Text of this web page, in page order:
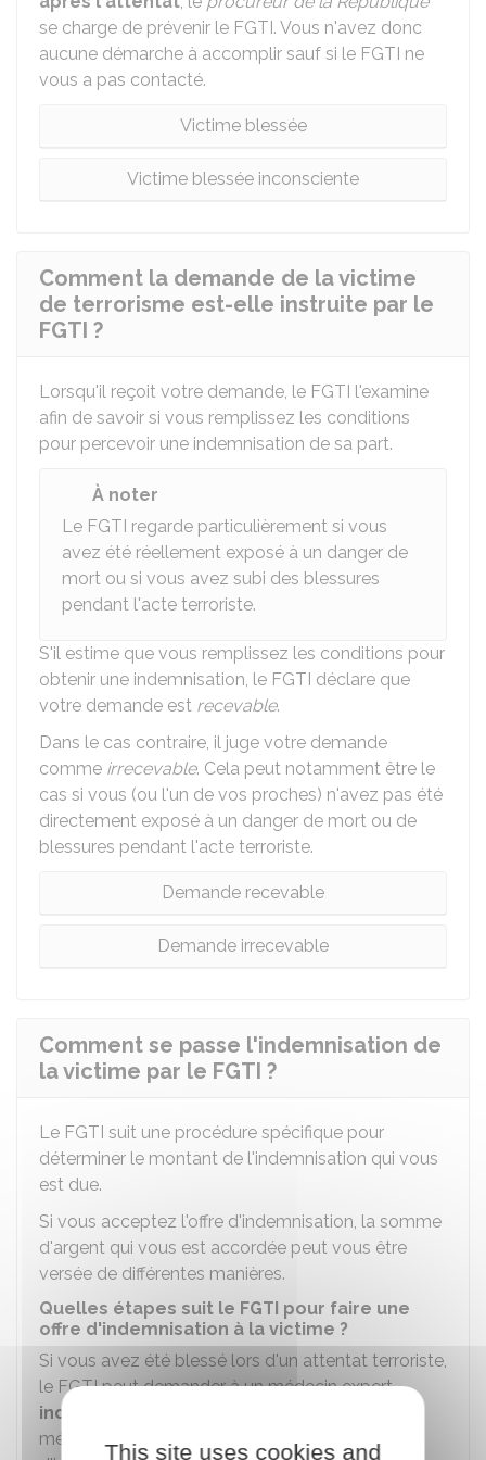
se charge de prévenir le FGTI. Vous n'avez donc
aucune démarche à accomplir sauf si le FGTI ne
vous a pas contacté.
Victime blessée
Victime blessée inconsciente
Comment la demande de la victime
de terrorisme est-elle instruite par le
FGTI ?
Lorsqu'il reçoit votre demande, le FGTI l'examine
afin de savoir si vous remplissez les conditions
pour percevoir une indemnisation de sa part.
À noter
Le FGTI regarde particulièrement si vous
avez été réellement exposé à un danger de
mort ou si vous avez subi des blessures
pendant l'acte terroriste.
S'il estime que vous remplissez les conditions pour
obtenir une indemnisation, le FGTI déclare que
votre demande est recevable.
Dans le cas contraire, il juge votre demande
comme irrecevable. Cela peut notamment être le
cas si vous (ou l'un de vos proches) n'avez pas été
directement exposé à un danger de mort ou de
blessures pendant l'acte terroriste.
Demande recevable
Demande irrecevable
Comment se passe l'indemnisation de
la victime par le FGTI ?
Le FGTI suit une procédure spécifique pour
déterminer le montant de l'indemnisation qui vous
est due.
Si vous acceptez l'offre d'indemnisation, la somme
d'argent qui vous est accordée peut vous être
versée de différentes manières.
Quelles étapes suit le FGTI pour faire une
offre d'indemnisation à la victime ?
Si vous avez été blessé lors d'un attentat terroriste,
le FGTI peut demander à un médecin expert
indépendant
médicale avant de vous faire une offre
This site uses cookies and